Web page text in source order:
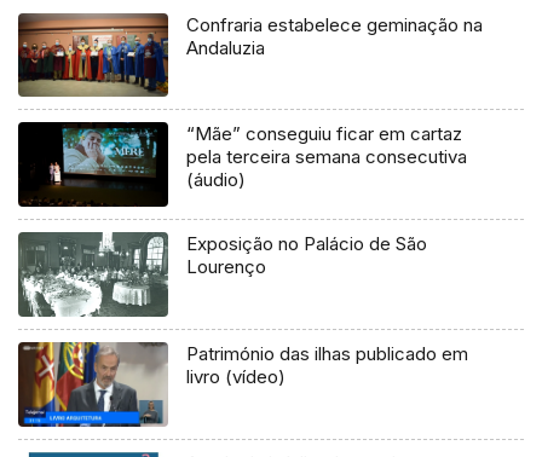
Confraria estabelece geminação na
Andaluzia
“Mãe” conseguiu ficar em cartaz
pela terceira semana consecutiva
(áudio)
Exposição no Palácio de São
Lourenço
Património das ilhas publicado em
livro (vídeo)